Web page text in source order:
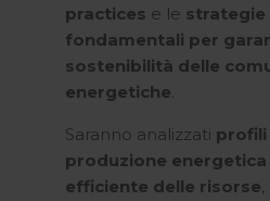
practices e le strategie
fondamentali per
sostenibilità delle
energetiche.
Saranno analizzati profili
produzione
efficiente delle risorse